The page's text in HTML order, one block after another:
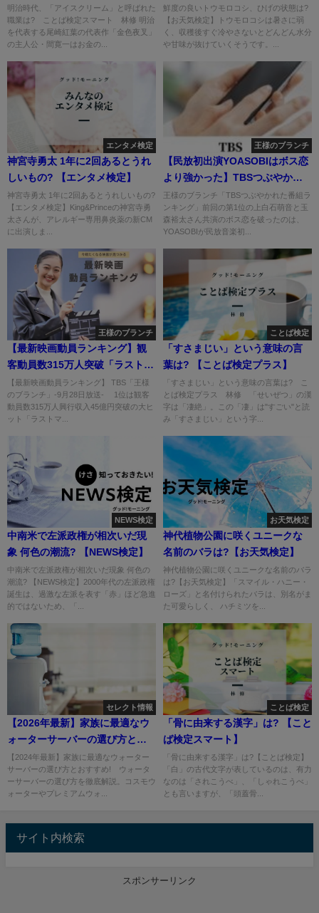
スマート】
明治時代、「アイスクリーム」と呼ばれた
職業は? ことば検定スマート 林修 明治
を代表する尾崎紅葉の代表作「金色夜叉」
の主人公・間寛一はお金の...
鮮度の良いトウモロコシ、ひげの状態は?
【お天気検定】トウモロコシは暑さに弱
く、収穫後すぐ冷やさないとどんどん水分
や甘味が抜けていくそうです。...
エンタメ検定
神宮寺勇太 1年に2回あるとうれ
しいもの? 【エンタメ検定】
神宮寺勇太 1年に2回あるとうれしいもの?
【エンタメ検定】King&Princeの神宮寺勇
太さんが、アレルギー専用鼻炎薬の新CM
に出演しま...
王様のブランチ
【民放初出演YOASOBIはボス恋
より強かった】TBSつぶやかれ
た番組ランキング-王様のブラン
チ-
王様のブランチ「TBSつぶやかれた番組ラ
ンキング」前回の第1位の上白石萌音と玉
森裕太さん共演のボス恋を破ったのは、
YOASOBIが民放音楽初...
王様のブランチ
【最新映画動員ランキング】観
客動員数315万人突破「ラストマ
イル」
【最新映画動員ランキング】 TBS「王様
のブランチ」-9月28日放送- 1位は観客
動員数315万人興行収入45億円突破の大ヒ
ット「ラストマ...
ことば検定
「すさまじい」という意味の言
葉は? 【ことば検定プラス】
「すさまじい」という意味の言葉は? こ
とば検定プラス 林修 「せいぜつ」の漢
字は「凄絶」。この「凄」は"すごい"と読
み「すさまじい」という字...
NEWS検定
中南米で左派政権が相次いだ現
象 何色の潮流? 【NEWS検定】
中南米で左派政権が相次いだ現象 何色の
潮流? 【NEWS検定】2000年代の左派政権
誕生は、過激な左派を表す「赤」ほど急進
的ではないため、「...
お天気検定
神代植物公園に咲くユニークな
名前のバラは?【お天気検定】
神代植物公園に咲くユニークな名前のバラ
は?【お天気検定】「スマイル・ハニー・
ローズ」と名付けられたバラは、別名がま
た可愛らしく、 ハチミツを...
セレクト情報
【2026年最新】家族に最適なウ
ォーターサーバーの選び方とお
すすめ
【2024年最新】家族に最適なウォーター
サーバーの選び方とおすすめ! ウォータ
ーサーバーの選び方を徹底解説。コスモウ
ォーターやプレミアムウォ...
ことば検定
「骨に由来する漢字」は? 【こと
ば検定スマート】
「骨に由来する漢字」は?【ことば検定】
「白」の古代文字が表しているのは、有力
なのは「されこうべ」、「しゃれこうべ」
とも言いますが、「頭蓋骨...
サイト内検索
スポンサーリンク